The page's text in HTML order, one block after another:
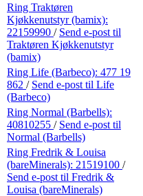
Ring Traktøren
Kjøkkenutstyr (bamix):
22159990 / Send e-post til
Traktøren Kjøkkenutstyr
(bamix)
Ring Life (Barbeco): 477 19
862 / Send e-post til Life
(Barbeco)
Ring Normal (Barbells):
40810255 / Send e-post til
Normal (Barbells)
Ring Fredrik & Louisa
(bareMinerals): 21519100 /
Send e-post til Fredrik &
Louisa (bareMinerals)